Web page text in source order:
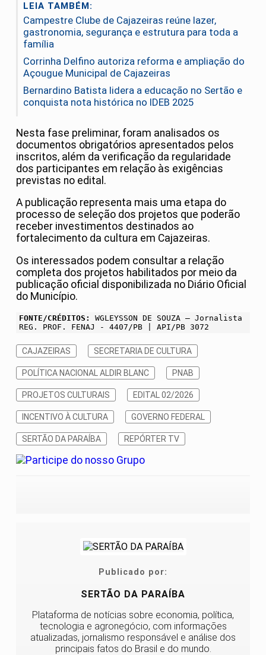
LEIA TAMBÉM:
Campestre Clube de Cajazeiras reúne lazer,
gastronomia, segurança e estrutura para toda a
família
Corrinha Delfino autoriza reforma e ampliação do
Açougue Municipal de Cajazeiras
Bernardino Batista lidera a educação no Sertão e
conquista nota histórica no IDEB 2025
Nesta fase preliminar, foram analisados os
documentos obrigatórios apresentados pelos
inscritos, além da verificação da regularidade
dos participantes em relação às exigências
previstas no edital.
A publicação representa mais uma etapa do
processo de seleção dos projetos que poderão
receber investimentos destinados ao
fortalecimento da cultura em Cajazeiras.
Os interessados podem consultar a relação
completa dos projetos habilitados por meio da
publicação oficial disponibilizada no Diário Oficial
do Município.
FONTE/CRÉDITOS:
WGLEYSSON DE SOUZA – Jornalista
REG. PROF. FENAJ - 4407/PB | API/PB 3072
CAJAZEIRAS SECRETARIA DE CULTURA
POLÍTICA NACIONAL ALDIR BLANC PNAB
PROJETOS CULTURAIS EDITAL 02/2026
INCENTIVO À CULTURA GOVERNO FEDERAL
SERTÃO DA PARAÍBA REPÓRTER TV
Publicado por:
SERTÃO DA PARAÍBA
Plataforma de notícias sobre economia, política,
tecnologia e agronegócio, com informações
atualizadas, jornalismo responsável e análise dos
principais fatos do Brasil e do mundo.